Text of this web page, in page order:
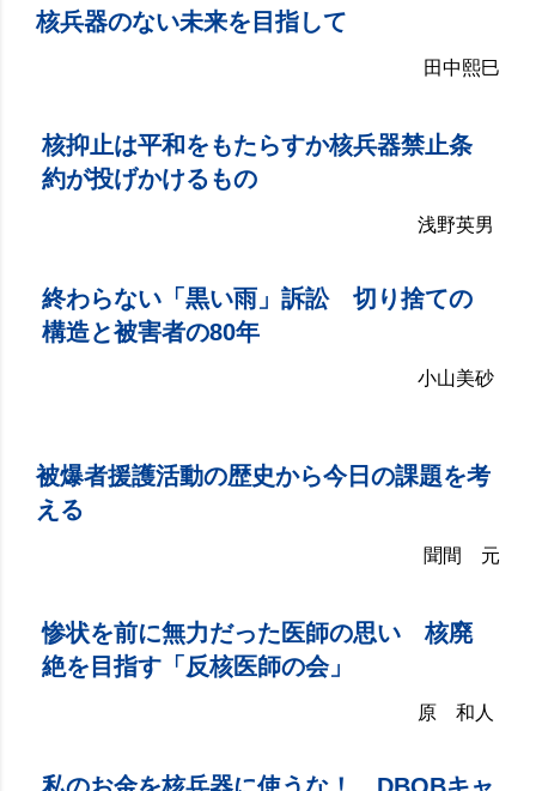
核兵器のない未来を目指して
田中熙巳
核抑止は平和をもたらすか核兵器禁止条
約が投げかけるもの
浅野英男
終わらない「黒い雨」訴訟 切り捨ての
構造と被害者の80年
小山美砂
被爆者援護活動の歴史から今日の課題を考
える
聞間 元
惨状を前に無力だった医師の思い 核廃
絶を目指す「反核医師の会」
原 和人